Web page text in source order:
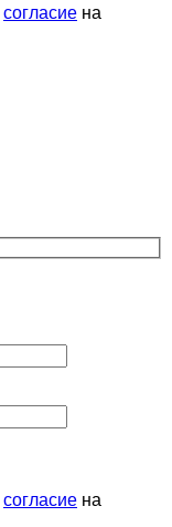
согласие на
согласие на